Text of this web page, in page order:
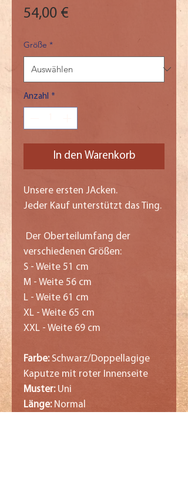
54,00 €Preis
Größe *
Anzahl *
In den Warenkorb
Unsere ersten JAcken.
Jeder Kauf unterstützt das Ting.
Der Oberteilumfang der
verschiedenen Größen:
S - Weite 51 cm
M - Weite 56 cm
L - Weite 61 cm
XL - Weite 65 cm
XXL - Weite 69 cm
Farbe:Schwarz/Doppellagige
Kaputze mit roter Innenseite
Muster: Uni
Länge:Normal